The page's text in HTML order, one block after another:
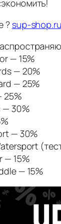
? sup-
— 15%
— 20%
— 25%
25%
— 30%
— 30%
— 15%
— 15%